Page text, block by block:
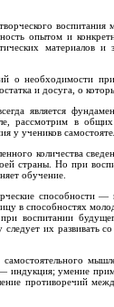
воспитания
опытом и
материалов и
о необходимости
и досуга, о
является
рассмотрим в
у учеников
количества
страны. Но при
обучение.
способности —
в способностях
воспитании
их развивать
самостоятельного
индукция; умение
противоречий